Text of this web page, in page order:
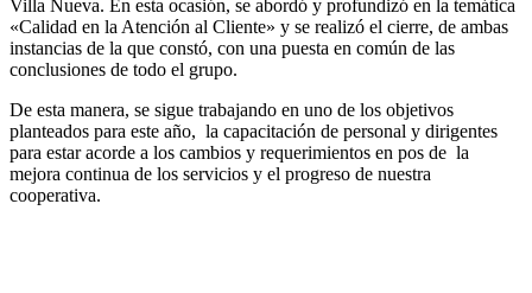
Villa Nueva. En esta ocasión, se abordó y profundizó en la temática
«Calidad en la Atención al Cliente» y se realizó el cierre, de ambas
instancias de la que constó, con una puesta en común de las
conclusiones de todo el grupo.
De esta manera, se sigue trabajando en uno de los objetivos
planteados para este año, la capacitación de personal y dirigentes
para estar acorde a los cambios y requerimientos en pos de la
mejora continua de los servicios y el progreso de nuestra
cooperativa.